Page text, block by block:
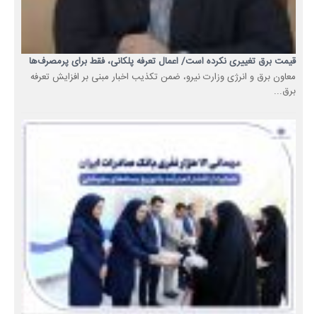
قیمت برق تغییری نکرده است/ اعمال تعرفه پلکانی، فقط برای پرمصرف‌ها
معاون برق و انرژی وزارت نیرو، ضمن تکذیب اخبار مبنی بر افزایش تعرفه
برق...